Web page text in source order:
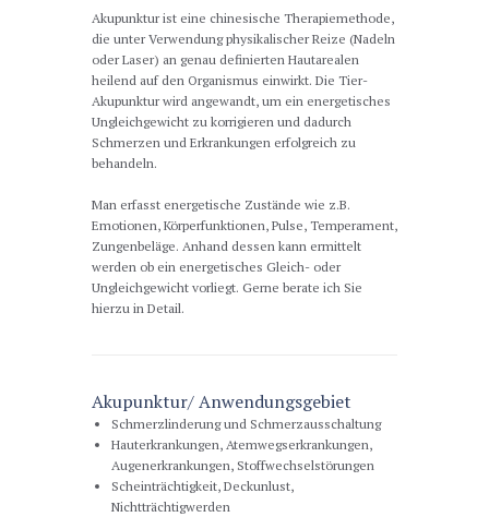
Akupunktur ist eine chinesische Therapiemethode,
die unter Verwendung physikalischer Reize (Nadeln
oder Laser) an genau definierten Hautarealen
heilend auf den Organismus einwirkt. Die Tier-
Akupunktur wird angewandt, um ein energetisches
Ungleichgewicht zu korrigieren und dadurch
Schmerzen und Erkrankungen erfolgreich zu
behandeln.
Man erfasst energetische Zustände wie z.B.
Emotionen, Körperfunktionen, Pulse, Temperament,
Zungenbeläge. Anhand dessen kann ermittelt
werden ob ein energetisches Gleich- oder
Ungleichgewicht vorliegt. Gerne berate ich Sie
hierzu in Detail.
Akupunktur/ Anwendungsgebiet
Schmerzlinderung und Schmerzausschaltung
Hauterkrankungen, Atemwegserkrankungen,
Augenerkrankungen, Stoffwechselstörungen
Scheinträchtigkeit, Deckunlust,
Nichtträchtigwerden